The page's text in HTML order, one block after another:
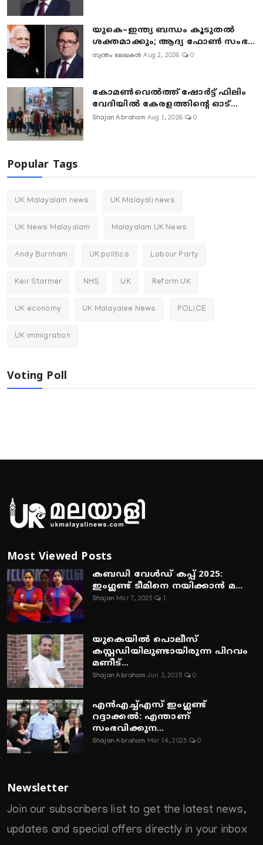
യുകെ–ഇന്ത്യ ബന്ധം കൂടുതൽ
ശക്തമാക്കും; ആദ്യ ഫോൺ സംഭ...
സ്വന്തം ലേഖകൻ Aug 2, 2026 0
കോമൺവെൽത്ത് ഷോർട്ട് ഫിലിം
വേദിയിൽ കേരളത്തിന്റെ ഓട്...
Shajan Abraham Aug 1, 2026 0
Popular Tags
UK Malayalam news UK Malayali news
UK News Malayalam Malayalam UK News
Andy Burnham UK politics Labour Party
Keir Starmer NHS UK Reform UK
UK economy UK Malayalee News POLICE
UK immigration
Voting Poll
Most Viewed Posts
കബഡി വേൾഡ് കപ്പ് 2025:
ഇംഗ്ലണ്ട് ടീമിനെ നയിക്കാൻ മ...
Shajan Mar 7, 2025 1
യുകെയിൽ പൊലീസ്
കസ്റ്റഡിയിലുണ്ടായിരുന്ന പിറവം
മണീട്...
Shajan Abraham Jun 3, 2025 0
എൻഎച്ച്എസ് ഇംഗ്ലണ്ട്
റദ്ദാക്കൽ: എന്താണ്
സംഭവിക്കുന...
Shajan Abraham Mar 14, 2025 0
Newsletter
Join our subscribers list to get the latest news,
updates and special offers directly in your inbox